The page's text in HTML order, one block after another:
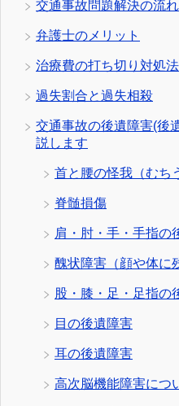
交通事故問題解決の流れ
弁護士のメリット
治療費の打ち切り対処法
過失割合と過失相殺
交通事故の後遺障害(後
説します
首と腰の怪我（むち
脊髄損傷
肩・肘・手・手指の
醜状障害（顔や体に
股・膝・足・足指の
目の後遺障害
耳の後遺障害
高次脳機能障害につ